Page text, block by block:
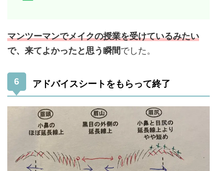
マンツーマンでメイクの授業を受けているみたい
で、来てよかったと思う瞬間でした。
アドバイスシートをもらって終了